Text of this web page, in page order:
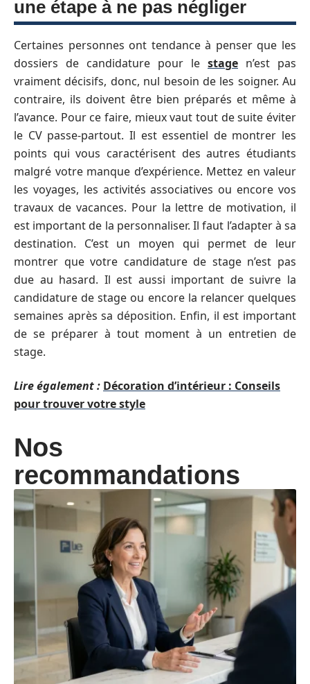
une étape à ne pas négliger
Certaines personnes ont tendance à penser que les
dossiers de candidature pour le stage n’est pas
vraiment décisifs, donc, nul besoin de les soigner. Au
contraire, ils doivent être bien préparés et même à
l’avance. Pour ce faire, mieux vaut tout de suite éviter
le CV passe-partout. Il est essentiel de montrer les
points qui vous caractérisent des autres étudiants
malgré votre manque d’expérience. Mettez en valeur
les voyages, les activités associatives ou encore vos
travaux de vacances. Pour la lettre de motivation, il
est important de la personnaliser. Il faut l’adapter à sa
destination. C’est un moyen qui permet de leur
montrer que votre candidature de stage n’est pas
due au hasard. Il est aussi important de suivre la
candidature de stage ou encore la relancer quelques
semaines après sa déposition. Enfin, il est important
de se préparer à tout moment à un entretien de
stage.
Lire également : Décoration d’intérieur : Conseils
pour trouver votre style
Nos
recommandations